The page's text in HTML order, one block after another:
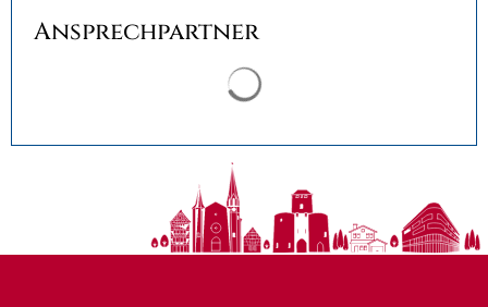
Ansprechpartner